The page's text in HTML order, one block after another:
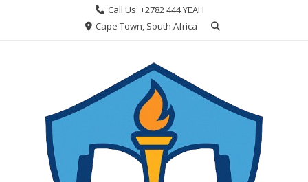
Call Us: +2782 444 YEAH
Cape Town, South Africa